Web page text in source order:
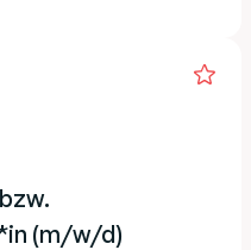
(m/w/d)